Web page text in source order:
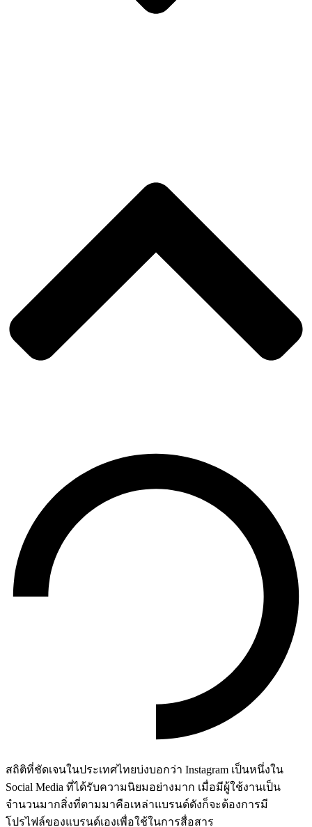
สถิติที่ชัดเจนในประเทศไทยบ่งบอกว่า Instagram เป็นหนึ่งใน
Social Media ที่ได้รับความนิยมอย่างมาก เมื่อมีผู้ใช้งานเป็น
จำนวนมากสิ่งที่ตามมาคือเหล่าแบรนด์ดังก็จะต้องการมี
โปรไฟล์ของแบรนด์เองเพื่อใช้ในการสื่อสาร